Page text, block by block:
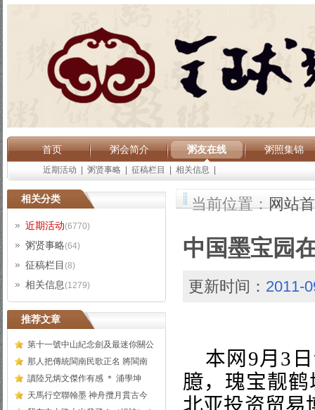
首页 粥会简介 粥友在线 粥照集锦
近期活动 粥贤事略 征稿栏目 相关信息
相关分类
近期活动(6770)
粥贤事略(64)
征稿栏目 (8)
相关信息(1279)
推荐文章
第十一號中山紀念劍及最迷你關公
那人把傳統閩南民歌正名 將閩南
讀陸兄炳文傑作有感 ＊ 浦學坤
天馬行空聯翰墨 神舟攬月貫古今
当前位置：网站
中国墨宝园
更新时间： 2011-
本网 9月 3
臆，瑰宝靓
北亚投资贸易